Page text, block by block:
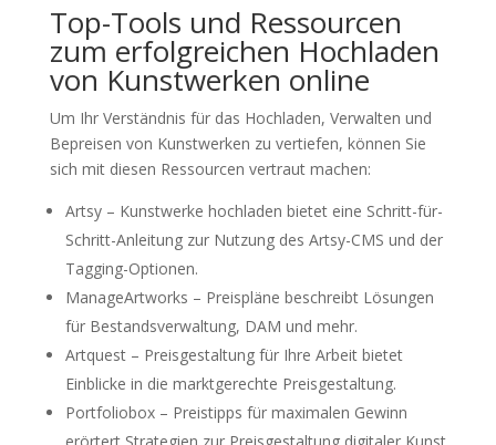
Top-Tools und Ressourcen
zum erfolgreichen Hochladen
von Kunstwerken online
Um Ihr Verständnis für das Hochladen, Verwalten und
Bepreisen von Kunstwerken zu vertiefen, können Sie
sich mit diesen Ressourcen vertraut machen:
Artsy – Kunstwerke hochladen bietet eine Schritt-für-
Schritt-Anleitung zur Nutzung des Artsy-CMS und der
Tagging-Optionen.
ManageArtworks – Preispläne beschreibt Lösungen
für Bestandsverwaltung, DAM und mehr.
Artquest – Preisgestaltung für Ihre Arbeit bietet
Einblicke in die marktgerechte Preisgestaltung.
Portfoliobox – Preistipps für maximalen Gewinn
erörtert Strategien zur Preisgestaltung digitaler Kunst